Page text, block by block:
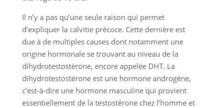
Il n’y a pas qu’une seule raison qui permet
d’expliquer la calvitie précoce. Cette dernière est
due à de multiples causes dont notamment une
origine hormonale se trouvant au niveau de la
dihydrotestostérone, encore appelée DHT. La
dihydrotestostérone est une hormone androgène,
c’est-à-dire une hormone masculine qui provient
essentiellement de la testostérone chez l’homme et